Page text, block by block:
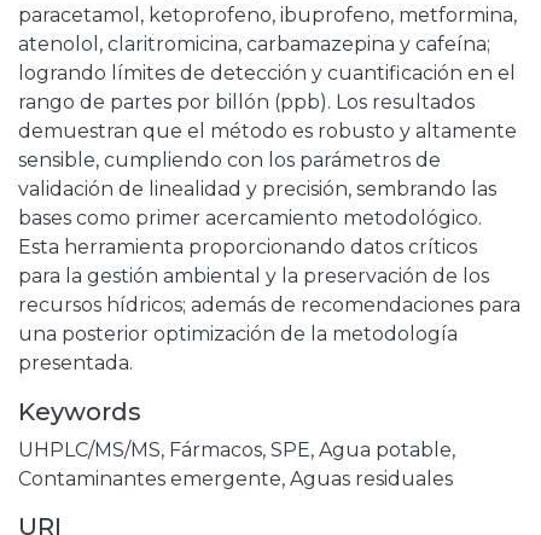
paracetamol, ketoprofeno, ibuprofeno, metformina,
atenolol, claritromicina, carbamazepina y cafeína;
logrando límites de detección y cuantificación en el
rango de partes por billón (ppb). Los resultados
demuestran que el método es robusto y altamente
sensible, cumpliendo con los parámetros de
validación de linealidad y precisión, sembrando las
bases como primer acercamiento metodológico.
Esta herramienta proporcionando datos críticos
para la gestión ambiental y la preservación de los
recursos hídricos; además de recomendaciones para
una posterior optimización de la metodología
presentada.
Keywords
UHPLC/MS/MS, Fármacos, SPE, Agua potable,
Contaminantes emergente, Aguas residuales
URI